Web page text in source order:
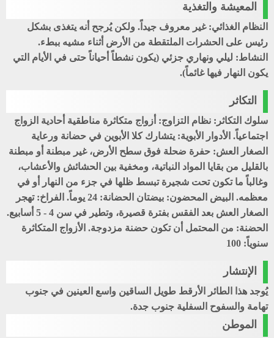
المعيشة والتغذية
النظام الغذائي: غير معروف جيداً. ولكن يُرجح أنه يتغذى بشكل
رئيس على الحشرات الملتقطة من الأرض أثناء مشيه ببطء.
النشاط: ليلي ونهاري جزئي (يكون نشطاً أحياناً حتى في الأيام التي
يكون النهار فيها غائماً).
التكاثر
سلوك التكاثر: نظام التزاوج: أزواج متكاثرة مناطقية أحادية الزواج
اجتماعياً. الأدوار الأبوية: يتشارك كلا الأبوين في حضانة ورعاية
الصغار العش: حفرة ضحلة فوق سطح الأرض، غير مبطنة أو مبطنة
بالقليل من بقايا المواد النباتية، ومخفية بين الحشائش والأعشاب،
وغالباً ما تكون تحت شجيرة تبسط ظلها في جزء من النهار أو في
معظمه. البيض المحضون: بيضتان الحضانة: 24 يوماً. الفراخ: تهجر
الصغار العش بعد الفقس بفترة قصيرة، وتطير في سن 4 - 5 أسابيع.
الحضنة: من المحتمل أن تكون حضنة مزدوجة. الأزواج المتكاثرة
سنوياً: 100
الإنتشار
يُوجد هذا الطائر الأرقط طويل الساقين واسع العينين في جنوب
تهامة والسفوح السفلية جنوب جدة.
الموطن